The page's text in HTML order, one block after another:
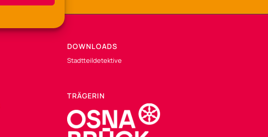
DOWNLOADS
Stadtteildetektive
TRÄGERIN